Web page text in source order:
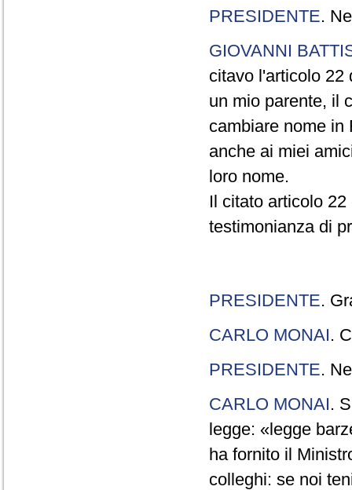
PRESIDENTE.
GIOVANNI
citavo l'articolo 22
un mio parente, il
cambiare nome in
anche ai miei
loro nome.
Il citato articolo
testimonianza di
PRESIDENTE.
CARLO MONAI.
PRESIDENTE.
CARLO MONAI.
legge: «legge
ha fornito il
colleghi: se noi